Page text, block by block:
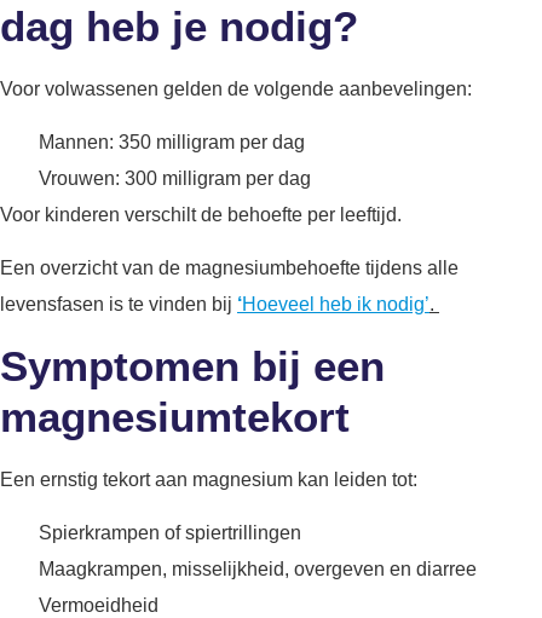
dag heb je nodig?
Voor volwassenen gelden de volgende aanbevelingen:
Mannen: 350 milligram per dag
Vrouwen: 300 milligram per dag
Voor kinderen verschilt de behoefte per leeftijd.
Een overzicht van de magnesiumbehoefte tijdens alle
levensfasen is te vinden bij ‘Hoeveel heb ik nodig’.
Symptomen bij een
magnesiumtekort
Een ernstig tekort aan magnesium kan leiden tot:
Spierkrampen of spiertrillingen
Maagkrampen, misselijkheid, overgeven en diarree
Vermoeidheid